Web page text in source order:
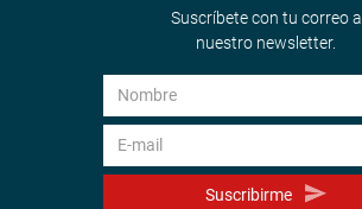
Suscríbete con tu correo a
nuestro newsletter.
Suscribirme